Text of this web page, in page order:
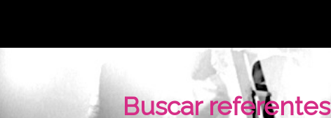
Buscar referentes